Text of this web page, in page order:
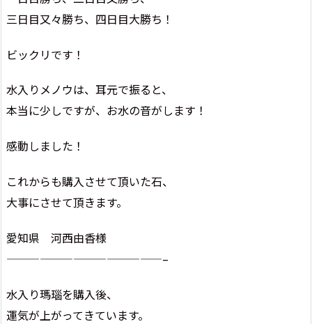
三日目又々勝ち、四日目大勝ち！
ビックリです！
水入りメノウは、耳元で振ると、
本当に少しですが、お水の音がします！
感動しました！
これからも購入させて頂いた石、
大事にさせて頂きます。
愛知県 河西由香様
——————————————–
水入り瑪瑙を購入後、
運気が上がってきています。